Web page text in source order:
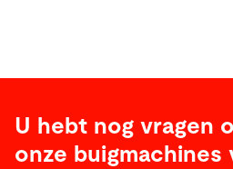
U hebt nog vragen
onze buigmachines